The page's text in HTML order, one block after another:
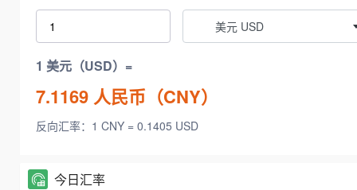
美元 USD
1 美元（USD）=
7.1169 人民币（CNY）
反向汇率：1 CNY = 0.1405 USD
今日汇率